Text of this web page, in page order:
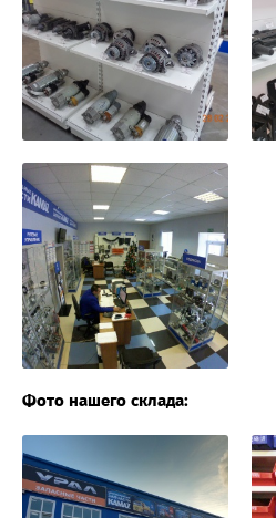
Фото нашего склада: